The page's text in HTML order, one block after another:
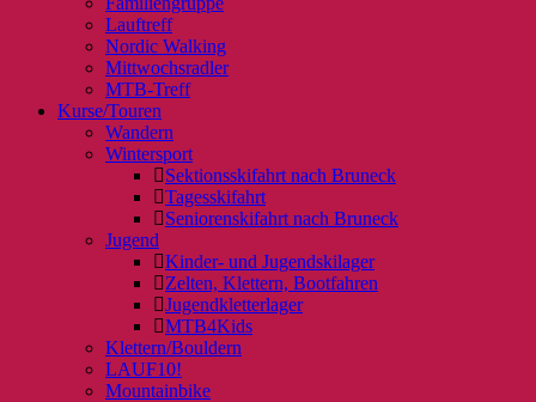
Lauftreff
Nordic Walking
Mittwochsradler
MTB-Treff
Kurse/Touren
Wandern
Wintersport
Sektionsskifahrt nach Bruneck
Tagesskifahrt
Seniorenskifahrt nach Bruneck
Jugend
Kinder- und Jugendskilager
Zelten, Klettern, Bootfahren
Jugendkletterlager
MTB4Kids
Klettern/Bouldern
LAUF10!
Mountainbike